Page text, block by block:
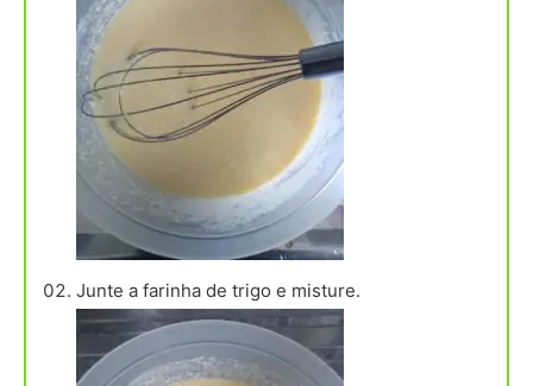
Junte a farinha de trigo e misture.